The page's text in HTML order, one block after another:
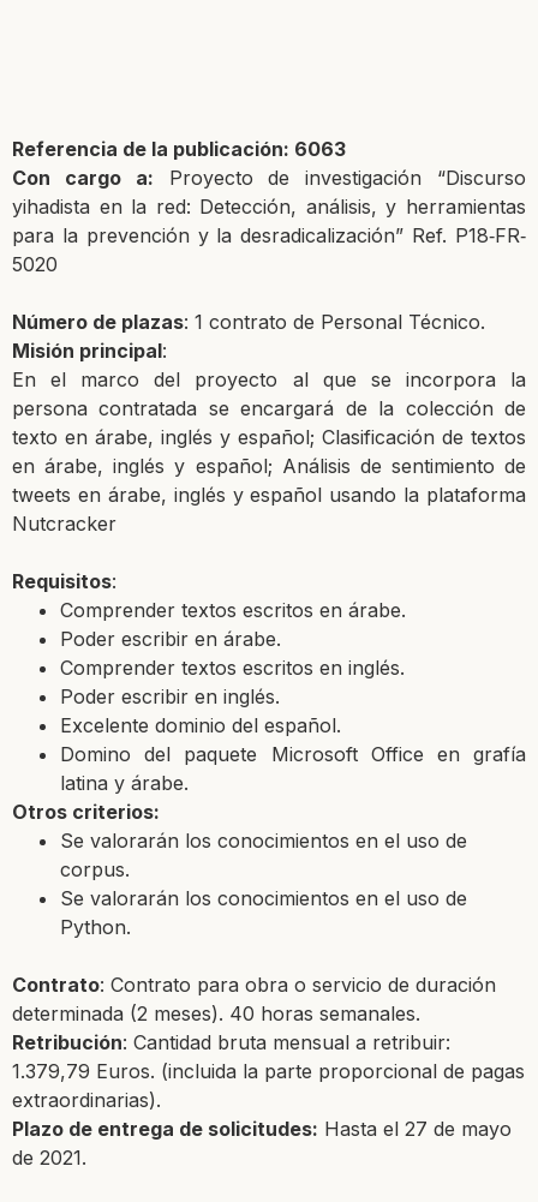
Referencia de la publicación: 6063
Con cargo a:
Proyecto de investigación “Discurso
yihadista en la red: Detección, análisis, y herramientas
para la prevención y la desradicalización” Ref. P18‐FR‐
5020
Número de plazas: 1 contrato de Personal Técnico.
Misión principal:
En el marco del proyecto al que se incorpora la
persona contratada se encargará de la colección de
texto en árabe, inglés y español; Clasificación de textos
en árabe, inglés y español; Análisis de sentimiento de
tweets en árabe, inglés y español usando la plataforma
Nutcracker
Requisitos:
Comprender textos escritos en árabe.
Poder escribir en árabe.
Comprender textos escritos en inglés.
Poder escribir en inglés.
Excelente dominio del español.
Domino del paquete Microsoft Office en grafía
latina y árabe.
Otros criterios:
Se valorarán los conocimientos en el uso de
corpus.
Se valorarán los conocimientos en el uso de
Python.
Contrato: Contrato para obra o servicio de duración
determinada (2 meses). 40 horas semanales.
Retribución: Cantidad bruta mensual a retribuir:
1.379,79 Euros. (incluida la parte proporcional de pagas
extraordinarias).
Plazo de entrega de solicitudes: Hasta el 27 de mayo
de 2021.